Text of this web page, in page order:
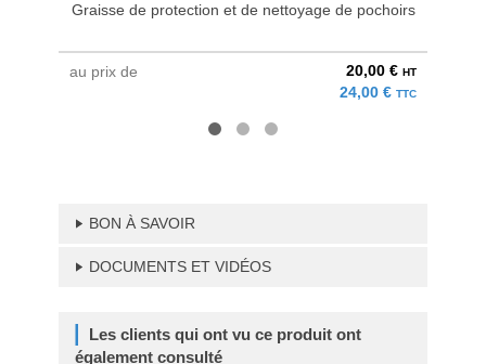
Graisse de protection et de nettoyage de pochoirs
au prix de 20,00 € HT
24,00 € TTC
BON À SAVOIR
DOCUMENTS ET VIDÉOS
Les clients qui ont vu ce produit ont
également consulté